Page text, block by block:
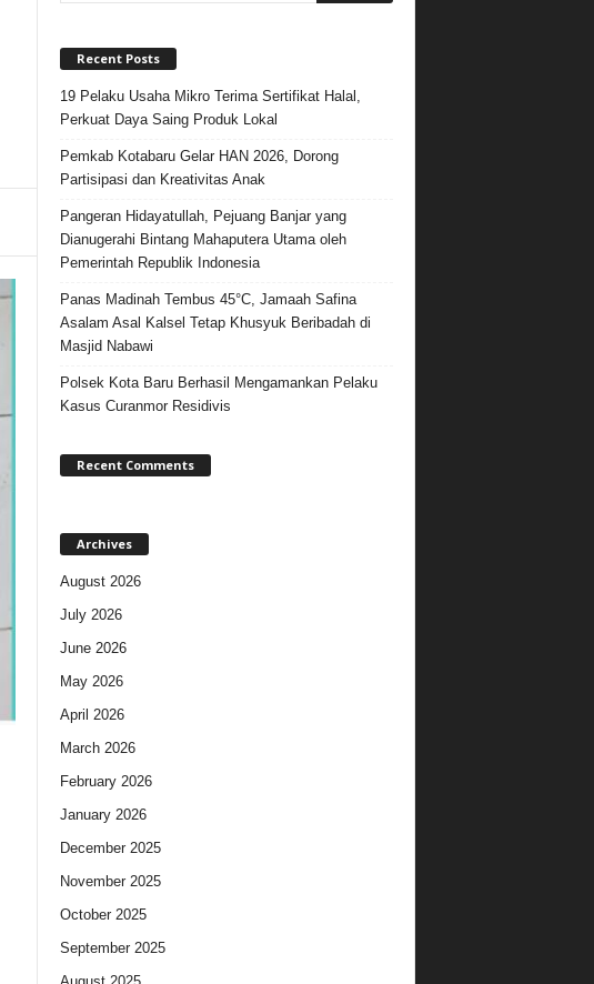
Recent Posts
19 Pelaku Usaha Mikro Terima Sertifikat Halal,
Perkuat Daya Saing Produk Lokal
Pemkab Kotabaru Gelar HAN 2026, Dorong
Partisipasi dan Kreativitas Anak
Pangeran Hidayatullah, Pejuang Banjar yang
Dianugerahi Bintang Mahaputera Utama oleh
Pemerintah Republik Indonesia
Panas Madinah Tembus 45°C, Jamaah Safina
Asalam Asal Kalsel Tetap Khusyuk Beribadah di
Masjid Nabawi
Polsek Kota Baru Berhasil Mengamankan Pelaku
Kasus Curanmor Residivis
Recent Comments
Archives
August 2026
July 2026
June 2026
May 2026
April 2026
March 2026
February 2026
January 2026
December 2025
November 2025
October 2025
September 2025